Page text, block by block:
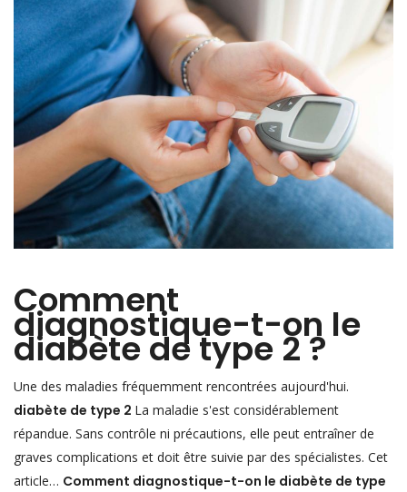
Comment
diagnostique-t-on le
diabète de type 2 ?
Une des maladies fréquemment rencontrées aujourd'hui.
diabète de type 2 La maladie s'est considérablement
répandue. Sans contrôle ni précautions, elle peut entraîner de
graves complications et doit être suivie par des spécialistes. Cet
article… Comment diagnostique-t-on le diabète de type